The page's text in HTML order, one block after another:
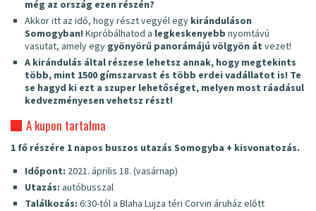
még az ország ezen részén?
Akkor itt az idő, hogy részt vegyél egy kiránduláson
Somogyban! Kipróbálhatod a legkeskenyebb nyomtávú
vasutat, amely egy gyönyörű panorámájú völgyön át vezet!
A kirándulás által részese lehetsz annak, hogy megtekints
több, mint 1500 gímszarvast és több erdei vadállatot is! Te
se hagyd ki ezt a szuper lehetőséget, melyen most ráadásul
kedvezményesen vehetsz részt!
A kupon tartalma
1 fő részére 1 napos buszos utazás Somogyba + kisvonatozás.
Időpont: 2021. április 18. (vasárnap)
Utazás: autóbusszal
Találkozás: 6:30-tól a Blaha Lujza téri Corvin áruház előtt